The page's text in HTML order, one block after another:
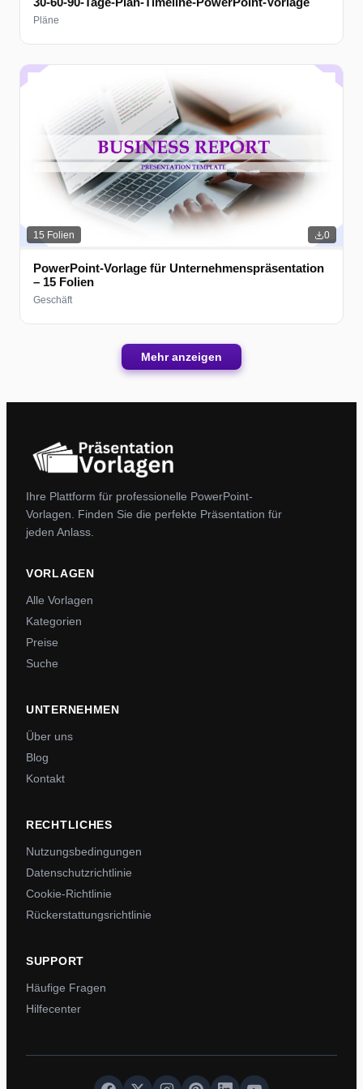
Pläne
15 Folien 0
PowerPoint-Vorlage für Unternehmenspräsentation
– 15 Folien
Geschäft
Mehr anzeigen
Ihre Plattform für professionelle PowerPoint-
Vorlagen. Finden Sie die perfekte Präsentation für
jeden Anlass.
VORLAGEN
Alle Vorlagen
Kategorien
Preise
Suche
UNTERNEHMEN
Über uns
Blog
Kontakt
RECHTLICHES
Nutzungsbedingungen
Datenschutzrichtlinie
Cookie-Richtlinie
Rückerstattungsrichtlinie
SUPPORT
Häufige Fragen
Hilfecenter